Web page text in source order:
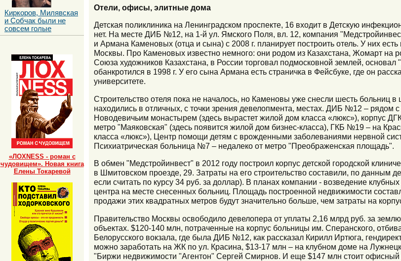
Отели, офисы, элитные дома
Детская поликлиника на Ленинградском проспекте, 16 входит в Детскую
нет. На месте ДИБ №12, на 1-й ул. Ямского Поля, вл. 12, компания
и Армана Каменовых (отца и сына) с 2008 г. планирует построить отель. У них есть
Москвы. Про Каменовых известно немного: они родом из Казахстана, Жомарт на
Союза художников Казахстана, в России торговал подмосковной землей,
обанкротился в 1998 г. У его сына Армана есть страничка в Фейсбуке, где он
университете.
Строительство отеля пока не началось, но Каменовы уже снесли шесть больниц
находились в отличных, с точки зрения девелопмента, местах. ДИБ №12 –
Новодевичьим монастырем (здесь вырастет жилой дом класса «люкс»), корпус
метро "Маяковская" (здесь появится жилой дом бизнес-класса), ГКБ №19 – на
класса «люкс»), Центр помощи детям с врожденными заболеваниями нервной
Психиатрическая больница №7 – недалеко от метро "Преображенская площадь".
В обмен "Медстройинвест" в 2012 году построил корпус детской городской
в Шмитовском проезде, 29. Затраты на его строительство составили, по данным
если считать по курсу 34 руб. за доллар). В планах компании - возведение
центра на месте снесенных больниц. Площадь построенной недвижимости
продажи этих квадратных метров будут значительно больше, чем затраты на
Правительство Москвы освободило девелопера от уплаты 2,16 млрд руб. за
объектах. $120-140 млн, потраченные на корпус больницы им. Сперанского,
Белорусского вокзала, где была ДИБ №12, как рассказал Кирилл Иртюга,
можно заработать на ЖК по ул. Красина, $13-17 млн – на клубном доме на
"Биржи недвижимости "Агентон" Сергей Смирнов. И еще $147 млн стоит
Киркоров, Милявская
и Собчак были не
совсем голые
«ЛОХNESS - роман с
чудовищем». Новая книга
Елены Токаревой